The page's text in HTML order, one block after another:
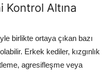
Kontrol Altına
birlikte ortaya çıkan bazı
Erkek kediler, kızgınlık
agresifleşme veya